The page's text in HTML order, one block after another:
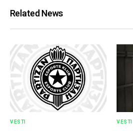
Related News
VESTI VESTI